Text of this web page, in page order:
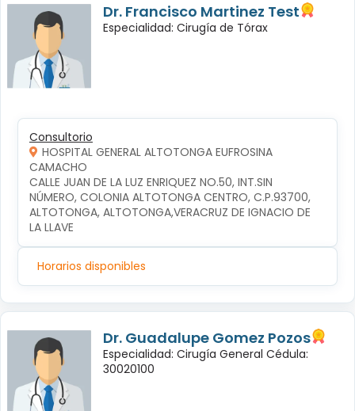
Dr. Francisco Martinez Test
Especialidad: Cirugía de Tórax
Consultorio
HOSPITAL GENERAL ALTOTONGA EUFROSINA
CAMACHO
CALLE JUAN DE LA LUZ ENRIQUEZ NO.50, INT.SIN
NÚMERO, COLONIA ALTOTONGA CENTRO, C.P.93700,
ALTOTONGA, ALTOTONGA,VERACRUZ DE IGNACIO DE
LA LLAVE
Horarios disponibles
Dr. Guadalupe Gomez Pozos
Especialidad: Cirugía General Cédula:
30020100